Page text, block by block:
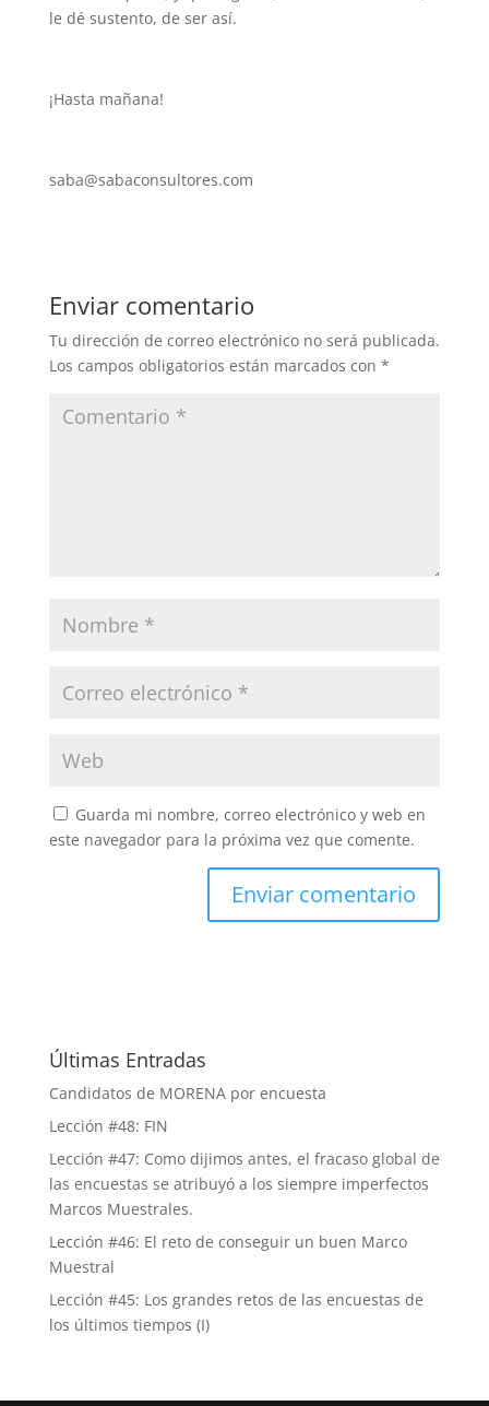
le dé sustento, de ser así.
¡Hasta mañana!
saba@sabaconsultores.com
Enviar comentario
Tu dirección de correo electrónico no será publicada.
Los campos obligatorios están marcados con *
Guarda mi nombre, correo electrónico y web en
este navegador para la próxima vez que comente.
Últimas Entradas
Candidatos de MORENA por encuesta
Lección #48: FIN
Lección #47: Como dijimos antes, el fracaso global de
las encuestas se atribuyó a los siempre imperfectos
Marcos Muestrales.
Lección #46: El reto de conseguir un buen Marco
Muestral
Lección #45: Los grandes retos de las encuestas de
los últimos tiempos (I)